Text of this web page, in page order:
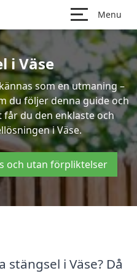
Menu
i Väse
som en utmaning –
du följer denna guide och
du den enklaste och
i Väse.
och utan förpliktelser
i Väse? Då